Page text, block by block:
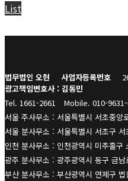
List
법무법인 오현 사업자등록번호
광고책임변호사 : 김동민
Tel. 1661-2661
Mobile. 010-
서울 주사무소 : 서울특별시 서초중앙
서울 분사무소 : 서울특별시 서초구
인천 분사무소 : 인천광역시 미추홀
광주 분사무소 : 광주광역시 동구 금
부산 분사무소 : 부산광역시 연제구